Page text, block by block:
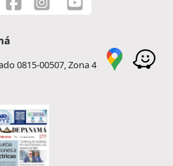
0815-00507, Zona 4